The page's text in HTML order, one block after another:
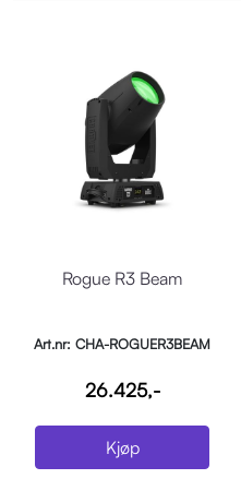
Rogue R3 Beam
Art.nr: CHA-ROGUER3BEAM
26.425,-
Kjøp